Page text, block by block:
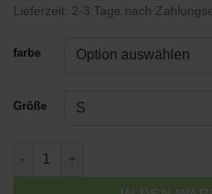
Lieferzeit: 2-3 Tage nach
farbe
Größe
ULLR Menge